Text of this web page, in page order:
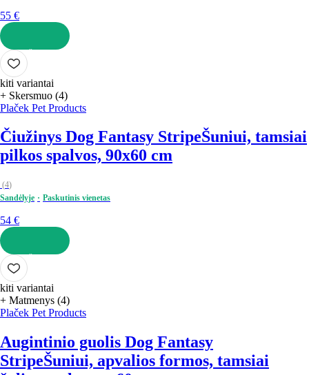
55 €
Į KREPŠELĮ
kiti variantai
+ Skersmuo (4)
Plaček Pet Products
Čiužinys Dog Fantasy StripeŠuniui, tamsiai
pilkos spalvos, 90x60 cm
(4)
Sandėlyje
Paskutinis vienetas
54 €
Į KREPŠELĮ
kiti variantai
+ Matmenys (4)
Plaček Pet Products
Augintinio guolis Dog Fantasy
StripeŠuniui, apvalios formos, tamsiai